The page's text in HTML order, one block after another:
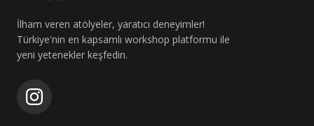
İlham veren atölyeler, yaratıcı deneyimler!
Türkiye'nin en kapsamlı workshop platformu ile
yeni yetenekler keşfedin.